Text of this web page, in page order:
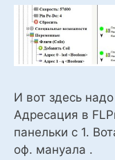
И вот здесь
Адресация в
панельки с 1.
оф. мануала .